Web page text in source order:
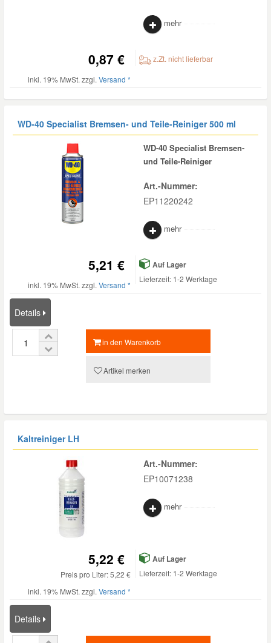
mehr
0,87 €
inkl. 19% MwSt. zzgl. Versand *
z.Zt. nicht lieferbar
WD-40 Specialist Bremsen- und Teile-Reiniger 500 ml
WD-40 Specialist Bremsen-
und Teile-Reiniger
Art.-Nummer:
EP11220242
mehr
5,21 €
inkl. 19% MwSt. zzgl. Versand *
Auf Lager
Lieferzeit: 1-2 Werktage
Details
in den Warenkorb
Artikel merken
Kaltreiniger LH
Art.-Nummer:
EP10071238
mehr
5,22 €
Preis pro Liter: 5,22 €
inkl. 19% MwSt. zzgl. Versand *
Auf Lager
Lieferzeit: 1-2 Werktage
Details
Zündanlage und Glühanlage
Winter-Autozubehör
Daihatsu Ersatzteile
Honda Ersatzteile
Hyundai Ersatzteile
Jeep Ersatzteile
Lancia Ersatzteile
Mazda Ersatzteile
Mercedes Ersatzteile
Mini Ersatzteile
Nissan Ersatzteile
Porsche Ersatzteile
Seat Ersatzteile
Skoda Ersatzteile
Smart Ersatzteile
Suzuki Ersatzteile